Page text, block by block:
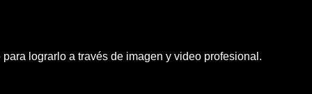
lograrlo a través de imagen y video profesional.